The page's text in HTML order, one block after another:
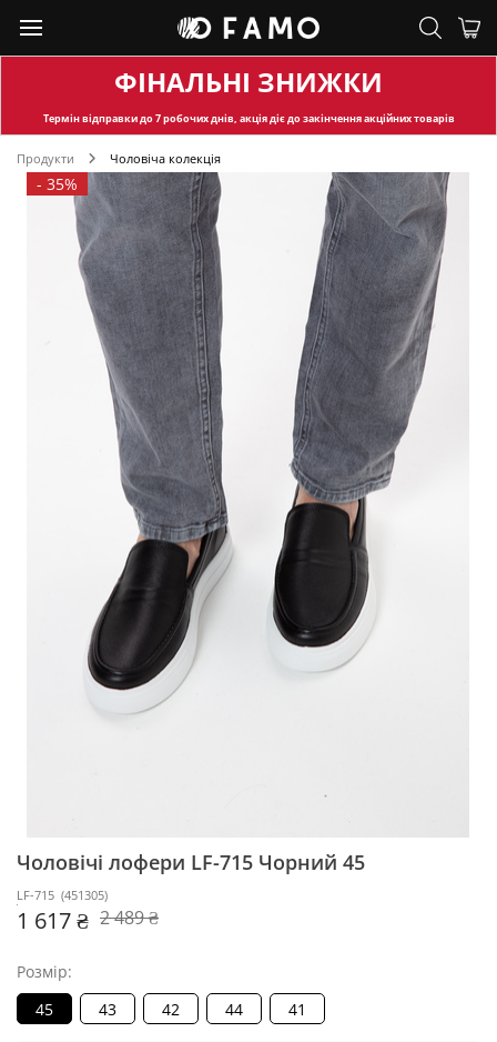
ФІНАЛЬНІ ЗНИЖКИ
Термін відправкидо 7 робочих днів, акція діє до закінчення акційних товарів
Продукти Чоловіча колекція
- 35%
Чоловічі лофери LF-715 Чорний 45
LF-715 (451305)
1 617 ₴ 2 489 ₴
Розмір:
45
43 42 44 41